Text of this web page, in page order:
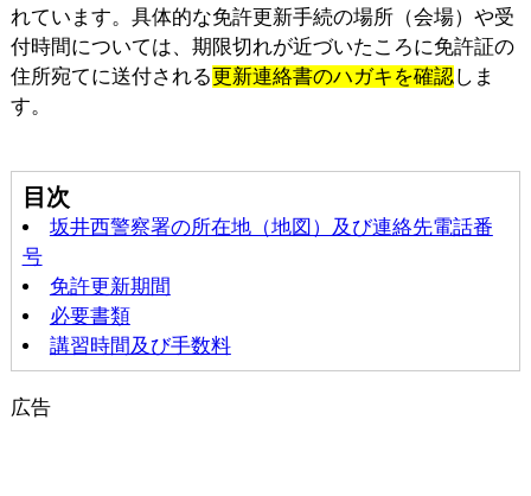
れています。具体的な免許更新手続の場所（会場）や受
付時間については、期限切れが近づいたころに免許証の
住所宛てに送付される更新連絡書のハガキを確認しま
す。
目次
坂井西警察署の所在地（地図）及び連絡先電話番
号
免許更新期間
必要書類
講習時間及び手数料
広告